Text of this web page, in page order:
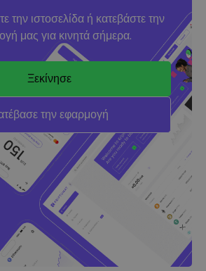
την ιστοσελίδα ή κατεβάστε την
μας για κινητά σήμερα.
Ξεκίνησε
την εφαρμογή